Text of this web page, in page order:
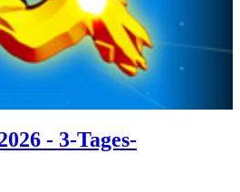
- 3-Tages-